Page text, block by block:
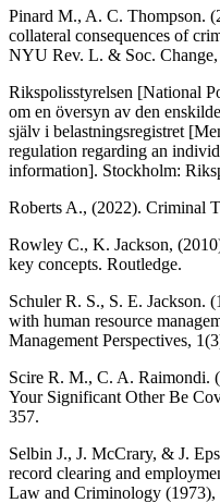
Pinard M., A. C. Thompson.
collateral consequences of
NYU Rev. L. & Soc. Change,
Rikspolisstyrelsen [National
om en översyn av den
själv i belastningsregistret
regulation regarding an
information]. Stockholm:
Roberts A., (2022). Criminal
Rowley C., K. Jackson,
key concepts. Routledge.
Schuler R. S., S. E. Jackson.
with human resource
Management Perspectives,
Scire R. M., C. A. Raimondi.
Your Significant Other Be
357.
Selbin J., J. McCrary, & J.
record clearing and
Law and Criminology (1973),